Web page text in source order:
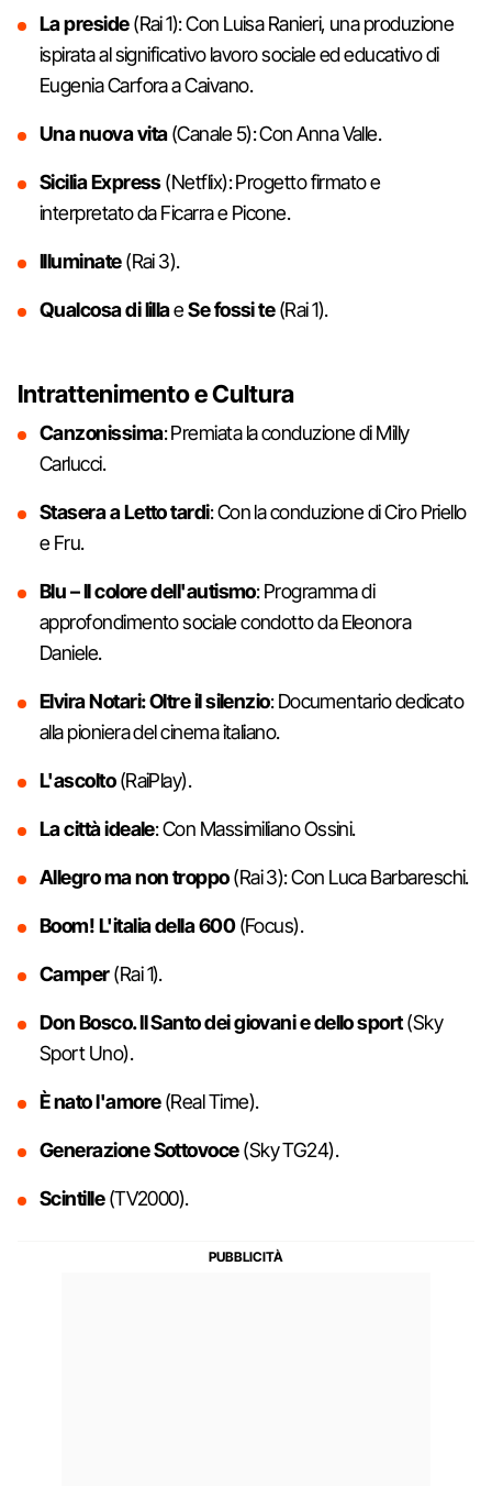
La preside(Rai 1): Con Luisa Ranieri, una produzione
ispirata al significativo lavoro sociale ed educativo di
Eugenia Carfora a Caivano.
Una nuova vita(Canale 5): Con Anna Valle.
Sicilia Express(Netflix): Progetto firmato e
interpretato da Ficarra e Picone.
Illuminate(Rai 3).
Qualcosa di lillaeSe fossi te(Rai 1).
Intrattenimento e Cultura
Canzonissima: Premiata la conduzione di Milly
Carlucci.
Stasera a Letto tardi: Con la conduzione di Ciro Priello
e Fru.
Blu – Il colore dell'autismo: Programma di
approfondimento sociale condotto da Eleonora
Daniele.
Elvira Notari: Oltre il silenzio: Documentario dedicato
alla pioniera del cinema italiano.
L'ascolto(RaiPlay).
La città ideale: Con Massimiliano Ossini.
Allegro ma non troppo(Rai 3): Con Luca Barbareschi.
Boom! L'italia della 600(Focus).
Camper(Rai 1).
Don Bosco. Il Santo dei giovani e dello sport(Sky
Sport Uno).
È nato l'amore(Real Time).
Generazione Sottovoce(Sky TG24).
Scintille(TV2000).